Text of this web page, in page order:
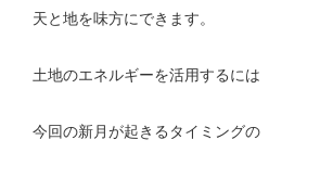
天と地を味方にできます。
土地のエネルギーを活用するには
今回の新月が起きるタイミングの